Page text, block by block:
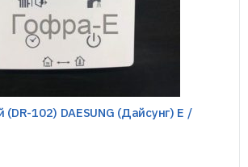
102) DAESUNG (Дайсунг) E /